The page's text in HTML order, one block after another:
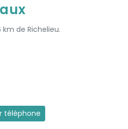
de Richelieu.
téléphone